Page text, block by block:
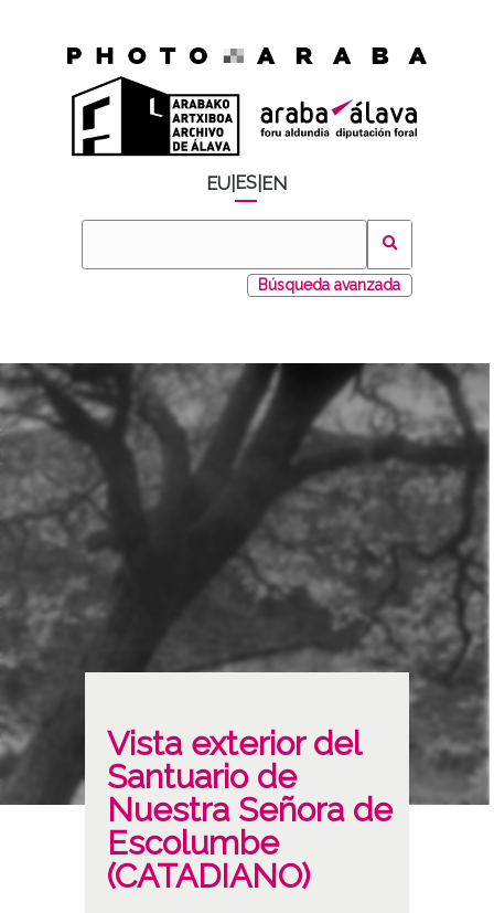
EU ES EN
Búsqueda avanzada
Vista exterior del
Santuario de
Nuestra Señora de
Escolumbe
(CATADIANO)